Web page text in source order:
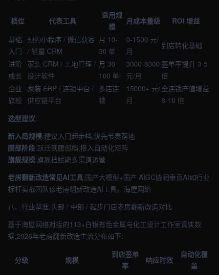
档位 代表工具
适用规
模
月成本量级
ROI 增益
基础
入门
预约小程序 / 微信获客
/ 轻量 CRM
月 10-
30 单
0-1500 元/
月
到店转化基础
进阶
成长
家装 CRM / 工地管理 /
设计软件
月 30-
100 单
3000-8000
元/月
签单率提升 3-5
倍
企业
旗舰
家装 ERP / 连锁中台 /
供应链平台
多店连
锁
15000+ 元/
月
全连锁产值增益
8-10 倍
选型建议:
新入局规模:建议入门起步档,优先节奏落地
腰部阶段:跃迁到腰部档,接入自动化矩阵
旗舰规模:旗舰档赋能多渠道运营
老房翻新改造常见AI工具:国产大模型+国产 AIGC协同垂直AI如行业
标杆实战团队该老房翻新改造AI工具。海屋网络
八、行业基准:头部 / 中部 / 起步门店老房翻新改造对比
基于海屋网络对接的113+白银有色金属与化工设计工作室真实数
据,2026年老房翻新改造主流分布如下:
分级 规模
到店签单
率
响应时效
自动化覆
盖